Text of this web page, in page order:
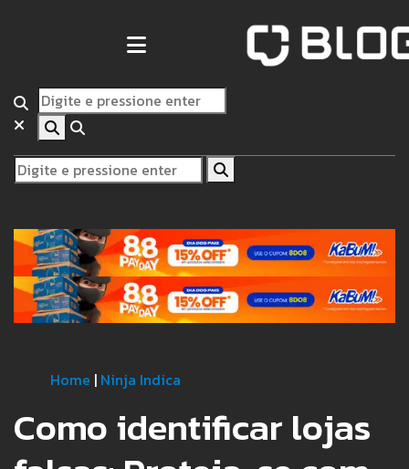
Home | Ninja Indica
Como identificar lojas